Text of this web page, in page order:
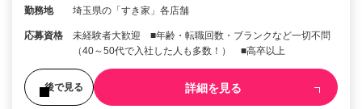
勤務地 埼玉県の「すき家」各店舗
応募資格
未経験者大歓迎 ■年齢・転職回数・ブランクなど一切不問
（40～50代で入社した人も多数！） ■高卒以上
後で見る 詳細を見る